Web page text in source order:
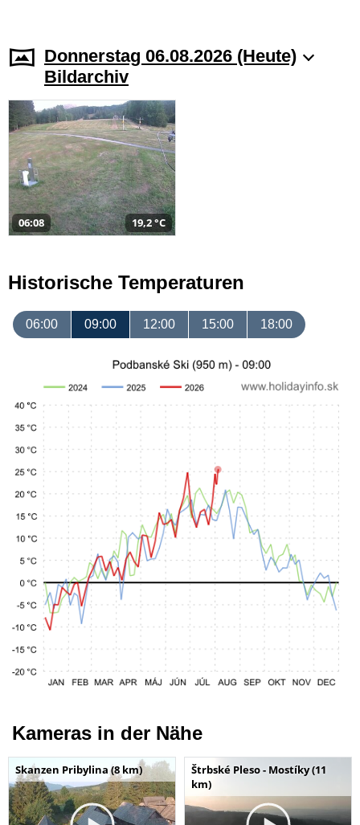
Donnerstag 06.08.2026 (Heute)
Bildarchiv
06:08 19,2 °C
Historische Temperaturen
06:00 09:00 12:00 15:00 18:00
Kameras in der Nähe
Skanzen Pribylina (8 km)
Štrbské Pleso - Mostíky (11
km)